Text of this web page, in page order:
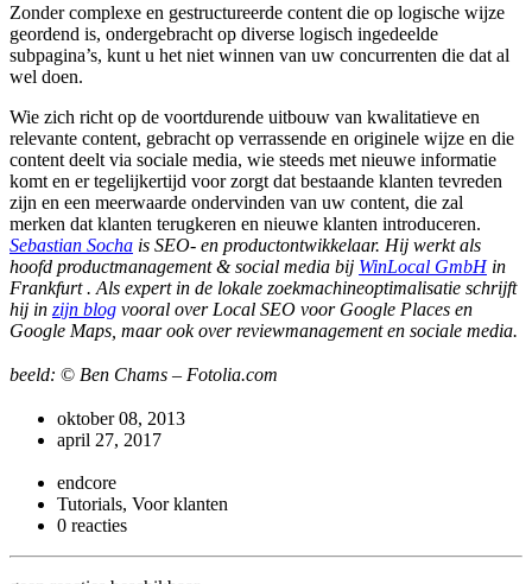
Zonder complexe en gestructureerde content die op logische wijze
geordend is, ondergebracht op diverse logisch ingedeelde
subpagina’s, kunt u het niet winnen van uw concurrenten die dat al
wel doen.
Wie zich richt op de voortdurende uitbouw van kwalitatieve en
relevante content, gebracht op verrassende en originele wijze en die
content deelt via sociale media, wie steeds met nieuwe informatie
komt en er tegelijkertijd voor zorgt dat bestaande klanten tevreden
zijn en een meerwaarde ondervinden van uw content, die zal
merken dat klanten terugkeren en nieuwe klanten introduceren.
Sebastian Socha is SEO- en productontwikkelaar. Hij werkt als
hoofd productmanagement & social media bij WinLocal GmbHin
Frankfurt . Als expert in de lokale zoekmachineoptimalisatie schrijft
hij in zijn blog vooral over Local SEO voor Google Places en
Google Maps, maar ook over reviewmanagement en sociale media.
beeld: © Ben Chams – Fotolia.com
oktober 08, 2013
april 27, 2017
endcore
Tutorials, Voor klanten
0 reacties